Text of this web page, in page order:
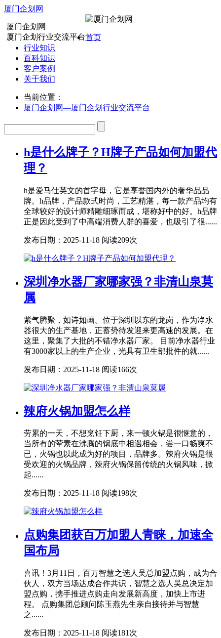
厦门企划网
厦门企划网
厦门企划行业交流平台首页
行业知识
百科知识
客户案例
关于我们
当前位置：
厦门企划网—厦门企划行业交流平台
h是什么牌子？H牌子产品如何加盟代
理？
h是爱马仕英文的首字母，它是享誉国内外的奢华品品
牌。h品牌，产品款式时尚，工艺精湛，每一款产品均有
全球较好的设计师精雕细琢而成，堪称好中的好。h品牌
正是因此受到了中高端消费人群的喜爱，也吸引了很......
发布日期：2025-11-18 阅读209次
深圳净水器厂家哪家强？非清山泉莫
属
紫气腾聚，如诗如画。位于深圳以东的龙岗，作为净水
器很大的生产基地，正蓄势待发迎来更高速的发展。在
这里，聚集了大批的不错净水器厂家。 目前净水器行业
有3000家以上的生产企业，光具有卫生部批件的就......
发布日期：2025-11-18 阅读166次
辣府火锅加盟怎么样
劳累的一天，不想烹饪下厨，来一顿火锅是很惬意的，
当所有的荤素在沸腾的锅底中相遇相会，尝一口畅爽不
已，火锅也以此成为好的项目，品牌多。辣府火锅是很
受欢迎的火锅品牌，辣府火锅保留传统的火锅风味，掀
起......
发布日期：2025-11-18 阅读198次
点购集团获百万加盟人青睐，加速全
国布局
喜讯！3月11日，百万智慧之选人吴总加盟点购，成为合
伙人，双方当场达成合作共识，智慧之选人吴总决定加
盟点购，携手推进点购走向发展新高度，加快上市进
程。 点购集团总顾问陈玉燕先生亲自接待并与智慧
之......
发布日期：2025-11-18 阅读181次